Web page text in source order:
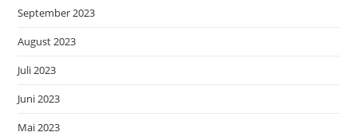
September 2023
August 2023
Juli 2023
Juni 2023
Mai 2023